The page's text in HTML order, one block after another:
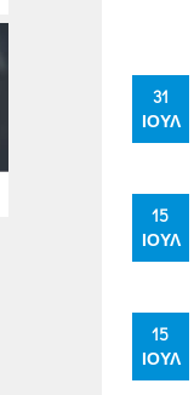
31
ΙΟΎΛ
15
ΙΟΎΛ
15
ΙΟΎΛ